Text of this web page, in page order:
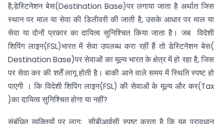
है,डेस्टिनेशन बेस(Destination Base)पर लगाया जाता है अर्थात जिस
स्थान पर माल या सेवा की डिलीवरी की जाती है, उसके आधार पर माल या
सेवा या दोनों प्रकार का दायित्व सुनिश्चित किया जाता है। जब विदेशी
शिपिंग लाइन(FSL)भारत में सेवा उपलब्ध करा रहीं हैं तो डेस्टिनेशन बेस(
Destination Base)पर सेवाओं का मूल्य भारत के क्षेत्र में हो रहा है, जिस
पर सेवा कर की शर्तें लागू होती है। बाकी आने वाले समय में स्थिति स्पष्ट हो
पाएगी । कि विदेशी शिपिंग लाइन(FSL) की सेवाओं के मूल्य और कर(Tax
)का दायित्व सुनिश्चित होगा या नहीं?
संबंधित व्यक्तियों पर लागू: सीबीआईसी स्पष्ट करता है कि यह प्रावधान